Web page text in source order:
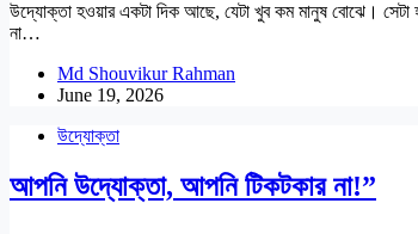
উদ্যোক্তা হওয়ার একটা দিক আছে, যেটা খুব কম মানুষ বোঝে।
না…
Md Shouvikur Rahman
June 19, 2026
উদ্যোক্তা
আপনি উদ্যোক্তা, আপনি টিকটকার না!”